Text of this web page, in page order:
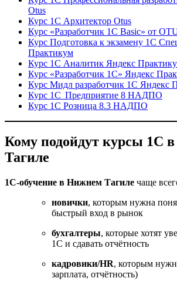
Otus
Курс 1С Архитектор Otus
Курс «Разработчик 1С Basic» от
Курс Подготовка к экзамену 1С
Практикум
Курс 1С Аналитик Яндекс
Курс «Разработчик 1С» Яндекс
Курс Мидл разработчик 1С Яндекс
Курс 1С Предприятие 8 НАДПО
Курс 1С Розница 8.3 НАДПО
Кому подойдут курсы 1С
Тагиле
1С-обучение в Нижнем Тагиле чаще
новички, которым нужна
быстрый вход в рынок
бухгалтеры, которые хотят
1С и сдавать отчётность
кадровики/HR, которым
зарплата, отчётность)